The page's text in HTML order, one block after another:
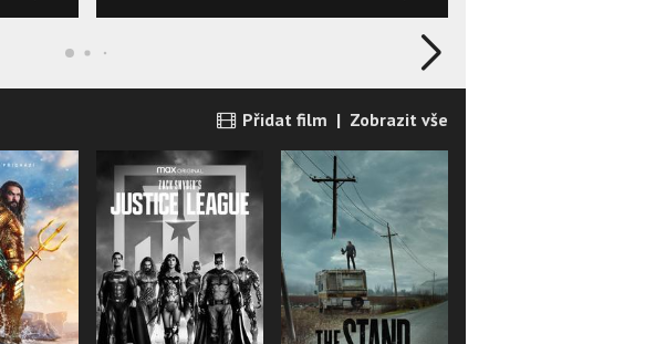
Přidat film | Zobrazit vše